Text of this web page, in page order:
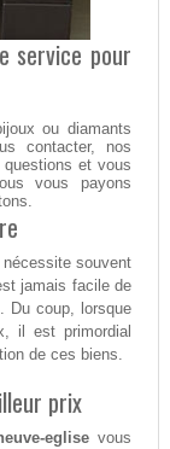
service pour
ou diamants
contacter, nos
et vous
vous payons
nécessite souvent
jamais facile de
Du coup, lorsque
il est primordial
de ces biens.
prix
eglisevous